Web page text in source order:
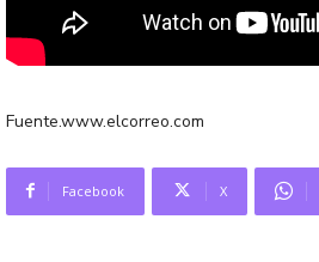
Fuente.www.elcorreo.com
Facebook X